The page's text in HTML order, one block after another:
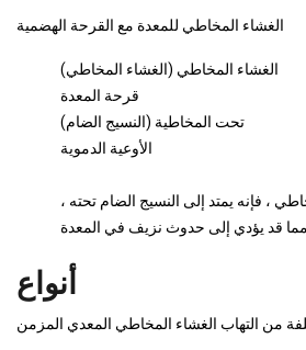
الغشاء المخاطي للمعدة مع القرحة الهضمية
الغشاء المخاطي (الغشاء المخاطي)
قرحة المعدة
تحت المخاطية (النسيج الضام)
الأوعية الدموية
، فإنه يمتد إلى النسيج الضام تحته ،
أنواع